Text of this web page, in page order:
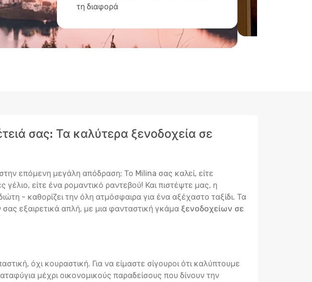
τη διαφορά
σας: Τα καλύτερα ξενοδοχεία σε
επόμενη μεγάλη απόδραση; Το Milina σας καλεί, είτε
γέλιο, είτε ένα ρομαντικό ραντεβού! Και πιστέψτε μας, η
- καθορίζει την όλη ατμόσφαιρα για ένα αξέχαστο ταξίδι. Τα
εξαιρετικά απλή, με μια φανταστική γκάμα ξενοδοχείων σε
όχι κουραστική. Για να είμαστε σίγουροι ότι καλύπτουμε
μέχρι οικονομικούς παραδείσους που δίνουν την